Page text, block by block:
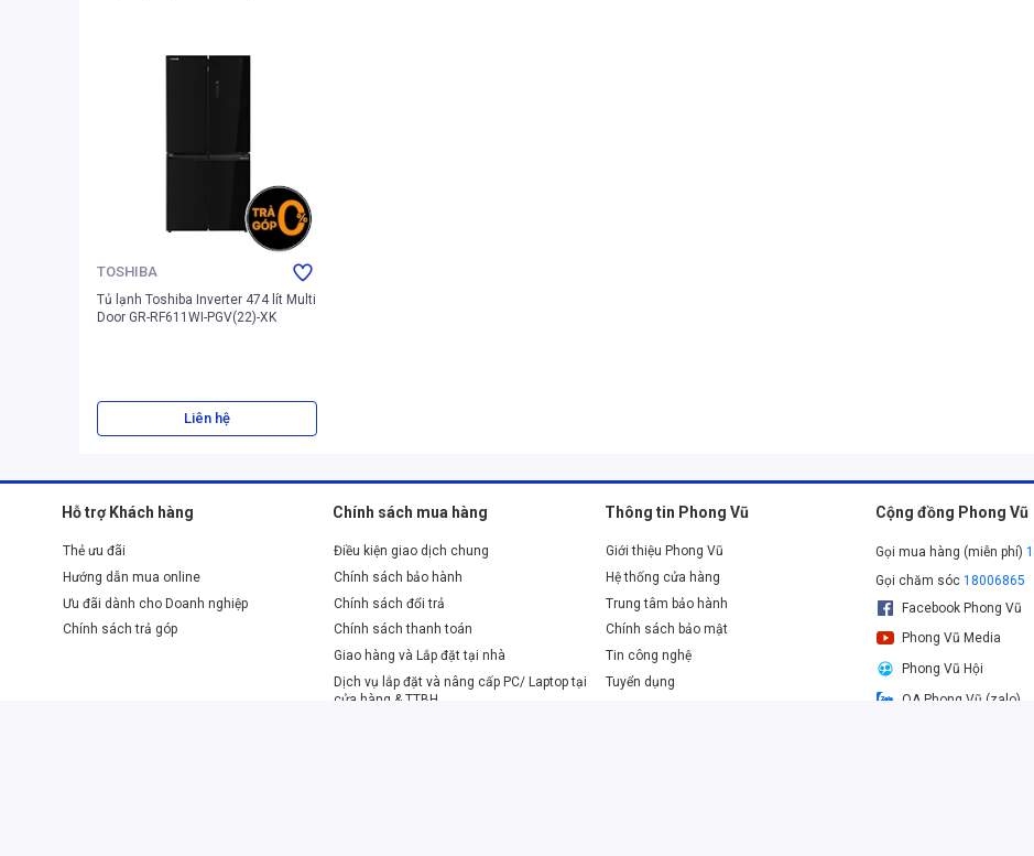
Công nghệ Inverter giúp tiết kiệm điện năng hiệu quả
Bên cạnh đó, hệ thống cảm biến thông minh tích hợp trong
sẽ liên tục theo dõi nhiệt độ bên trong và môi trường
xung quanh, từ đó điều chỉnh công suất hoạt động của máy nén một cách tối ưu. Ngay cả trong những điều kiện sử dụng
khắc nghiệt như thời tiết nóng bức hoặc khi cửa tủ thường xuyên được mở, công nghệ Inverter vẫn đảm bảo khả năng làm
lạnh ổn định mà không gây lãng phí năng lượng.
2. Hệ thống làm lạnh đa chiều và khả năng bảo quản thực phẩm tối ưu
Tủ lạnh Hisense Inverter 544 lít Side By Side RS708N4EBU được trang bị hệ thống làm lạnh đa chiều (Multi Air Flow), một
TOSHIBA
Tủ lạnh Toshiba Inverter 474 lít Multi
Door GR-RF611WI-PGV(22)-XK
Liên hệ
Hỗ trợ Khách hàng
Thẻ ưu đãi
Hướng dẫn mua online
Ưu đãi dành cho Doanh nghiệp
Chính sách trả góp
Chính sách mua hàng
Điều kiện giao dịch chung
Chính sách bảo hành
Chính sách đổi trả
Chính sách thanh toán
Giao hàng và Lắp đặt tại nhà
Dịch vụ lắp đặt và nâng cấp PC/ Laptop tại
cửa hàng & TTBH
Thông tin Phong Vũ
Giới thiệu Phong Vũ
Hệ thống cửa hàng
Trung tâm bảo hành
Chính sách bảo mật
Tin công nghệ
Tuyển dụng
Cộng đồng Phong Vũ
Gọi mua hàng (miễn phí)
Gọi chăm sóc18006865
Facebook Phong Vũ
Phong Vũ Media
Phong Vũ Hội
OA Phong Vũ (zalo)